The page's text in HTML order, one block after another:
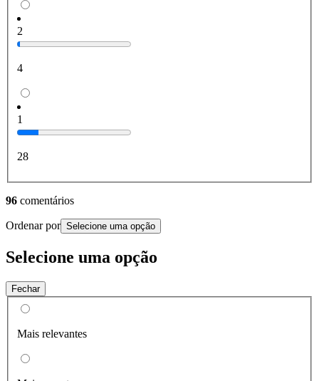
2
4
1
28
96 comentários
Ordenar por Selecione uma opção
Selecione uma opção
Fechar
Mais relevantes